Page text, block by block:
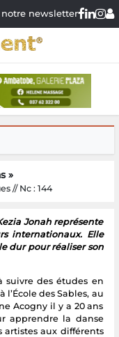
notre newsletter
»
// Nc : 144
Jonah représente
internationaux. Elle
dur pour réaliser son
suivre des études en
des Sables, au
Acogny il y a 20 ans
apprendre la danse
aux différents